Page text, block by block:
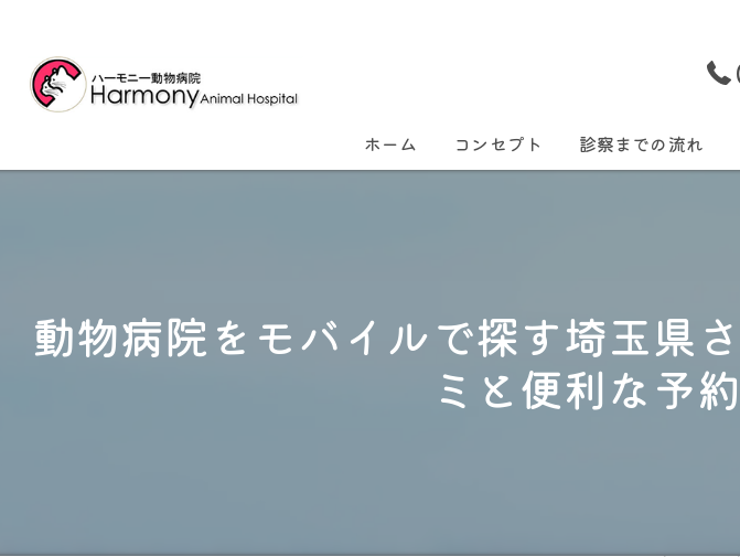
ホーム コンセプト 診察までの流れ
動物病院をモバイルで探す埼玉県
ミと便利な予